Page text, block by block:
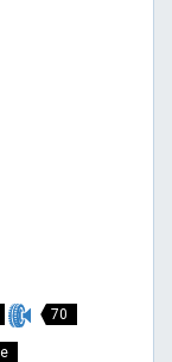
70